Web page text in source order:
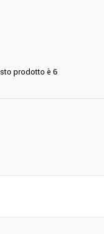
prodotto è 6